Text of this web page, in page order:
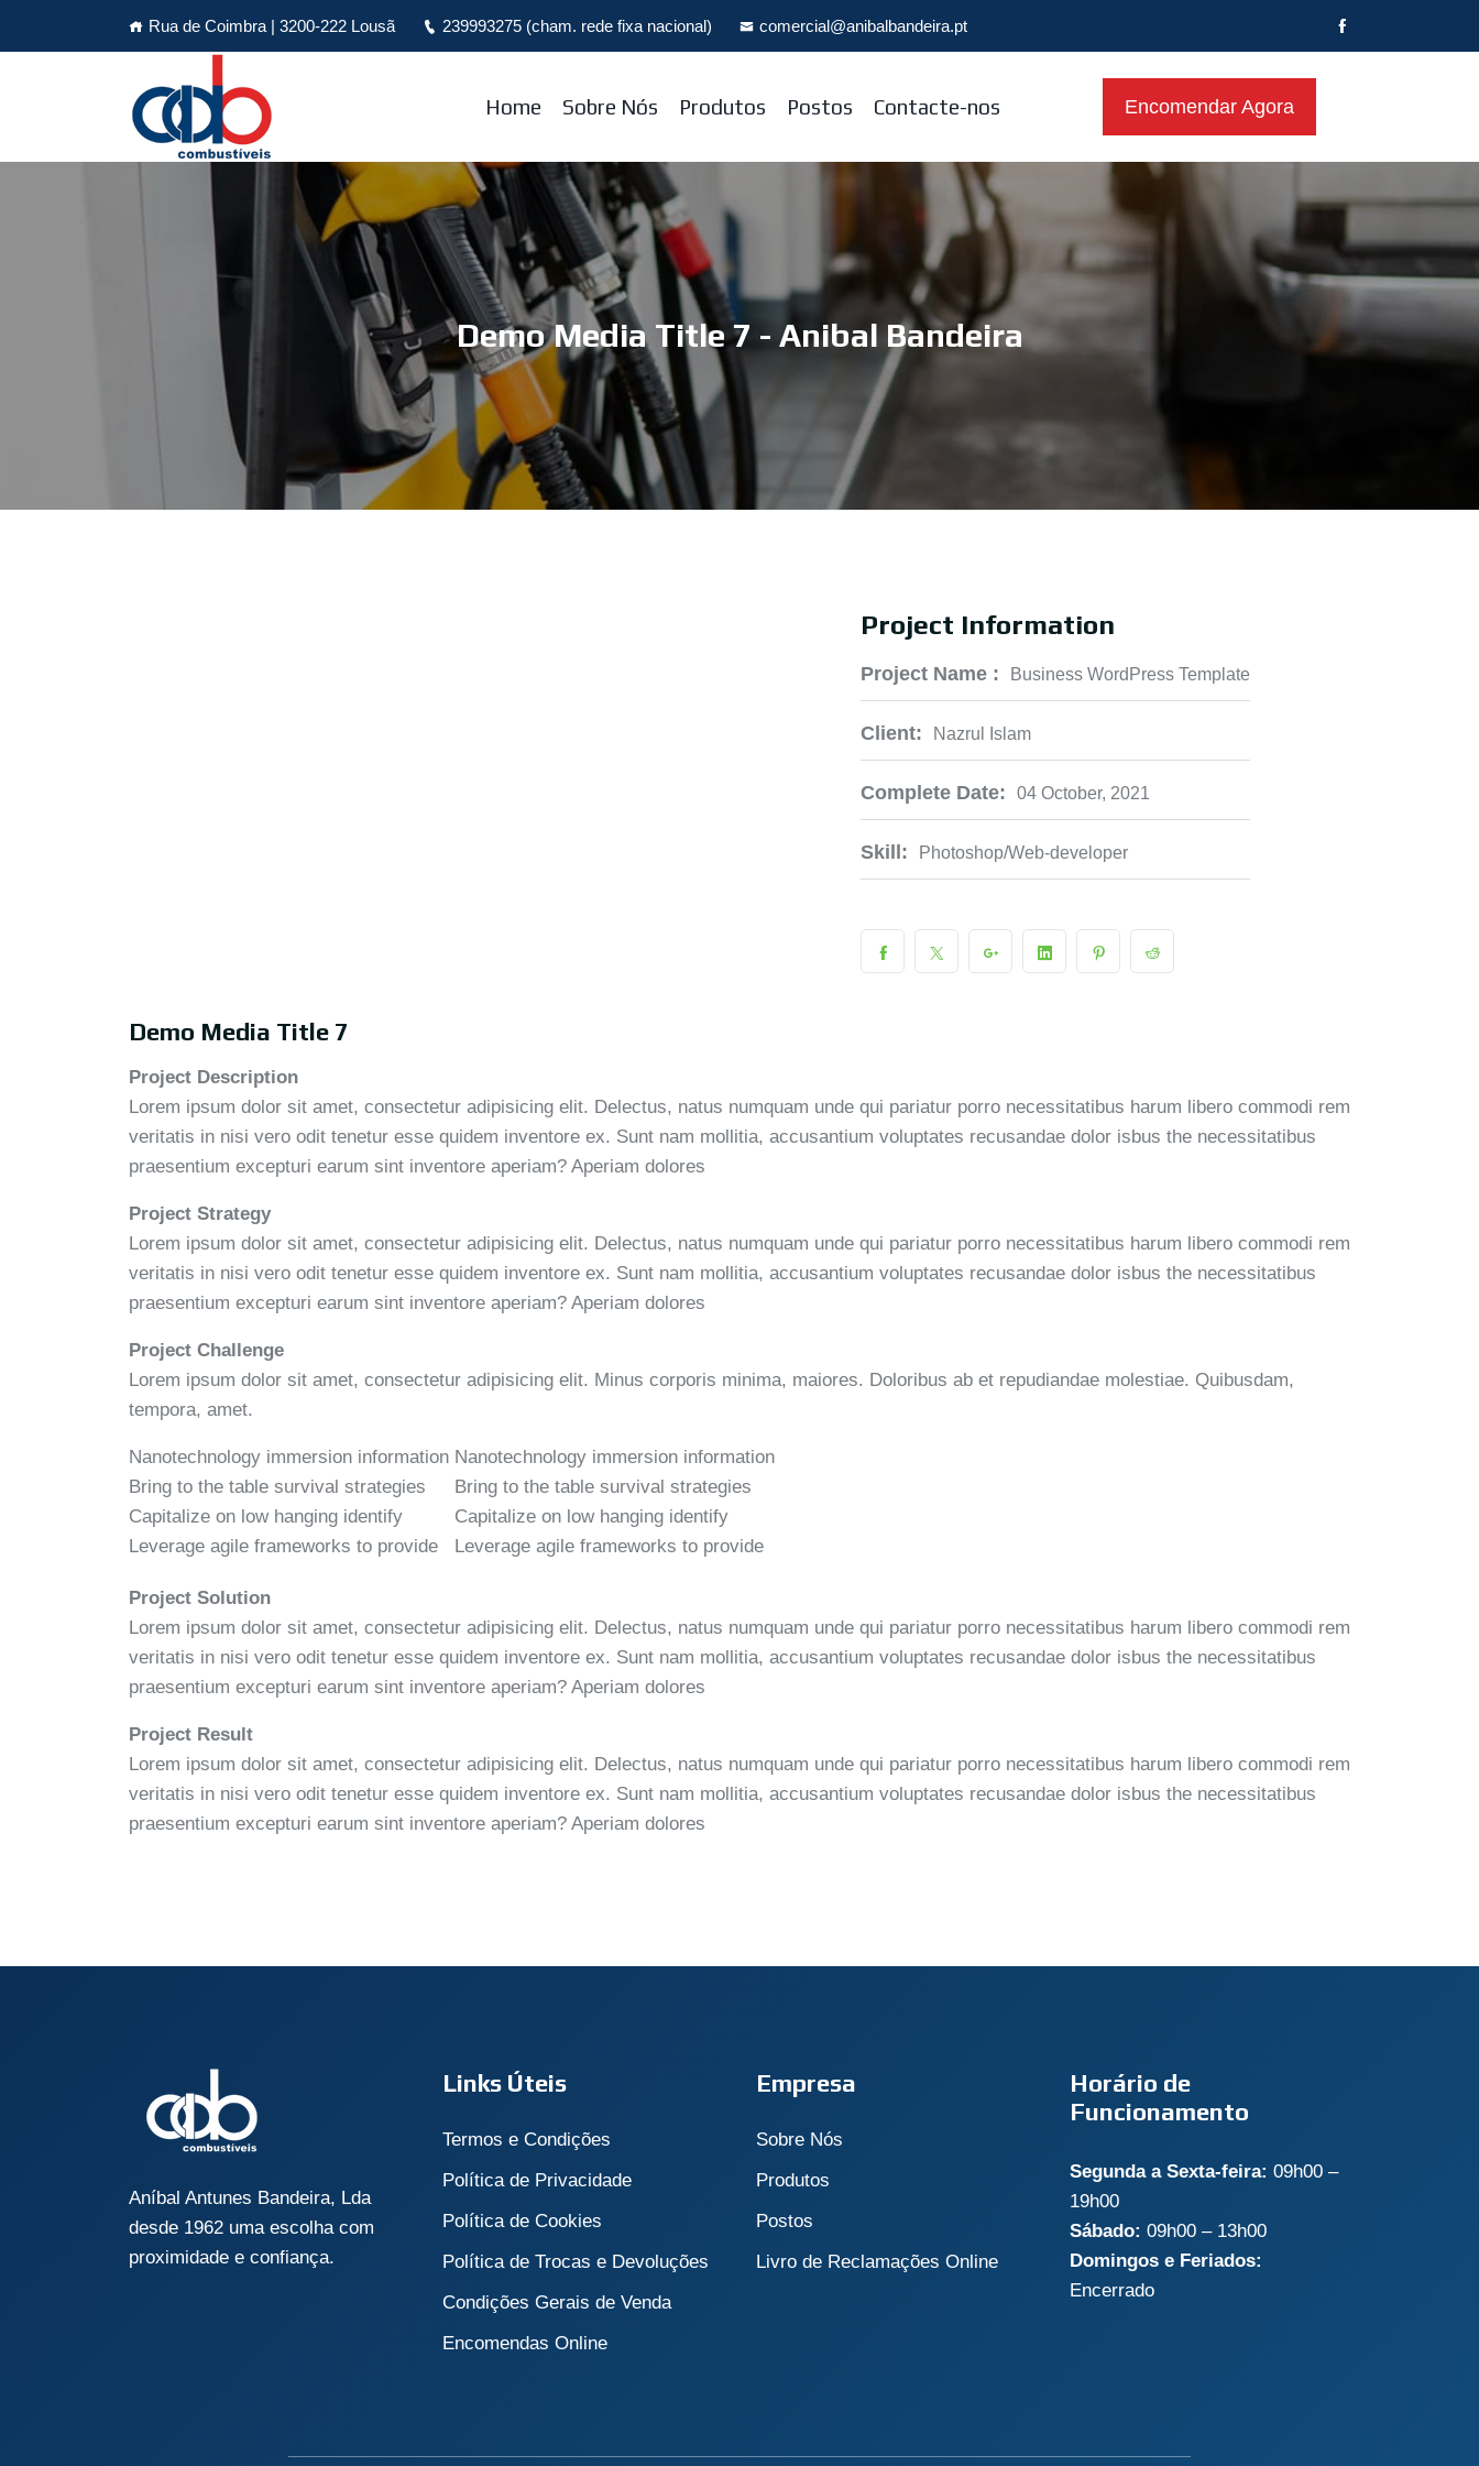
Rua de Coimbra | 3200-222 Lousã 239993275 (cham. rede fixa nacional) comercial@anibalbandeira.pt
Home Sobre Nós Produtos Postos Contacte-nos Encomendar Agora
Demo Media Title 7 - Anibal Bandeira
Project Information
Project Name : Business WordPress Template
Client: Nazrul Islam
Complete Date: 04 October, 2021
Skill: Photoshop/Web-developer
Demo Media Title 7
Project Description
Lorem ipsum dolor sit amet, consectetur adipisicing elit. Delectus, natus numquam unde qui pariatur porro necessitatibus harum libero commodi rem
veritatis in nisi vero odit tenetur esse quidem inventore ex. Sunt nam mollitia, accusantium voluptates recusandae dolor isbus the necessitatibus
praesentium excepturi earum sint inventore aperiam? Aperiam dolores
Project Strategy
Lorem ipsum dolor sit amet, consectetur adipisicing elit. Delectus, natus numquam unde qui pariatur porro necessitatibus harum libero commodi rem
veritatis in nisi vero odit tenetur esse quidem inventore ex. Sunt nam mollitia, accusantium voluptates recusandae dolor isbus the necessitatibus
praesentium excepturi earum sint inventore aperiam? Aperiam dolores
Project Challenge
Lorem ipsum dolor sit amet, consectetur adipisicing elit. Minus corporis minima, maiores. Doloribus ab et repudiandae molestiae. Quibusdam,
tempora, amet.
Nanotechnology immersion information
Bring to the table survival strategies
Capitalize on low hanging identify
Leverage agile frameworks to provide
Nanotechnology immersion information
Bring to the table survival strategies
Capitalize on low hanging identify
Leverage agile frameworks to provide
Project Solution
Lorem ipsum dolor sit amet, consectetur adipisicing elit. Delectus, natus numquam unde qui pariatur porro necessitatibus harum libero commodi rem
veritatis in nisi vero odit tenetur esse quidem inventore ex. Sunt nam mollitia, accusantium voluptates recusandae dolor isbus the necessitatibus
praesentium excepturi earum sint inventore aperiam? Aperiam dolores
Project Result
Lorem ipsum dolor sit amet, consectetur adipisicing elit. Delectus, natus numquam unde qui pariatur porro necessitatibus harum libero commodi rem
veritatis in nisi vero odit tenetur esse quidem inventore ex. Sunt nam mollitia, accusantium voluptates recusandae dolor isbus the necessitatibus
praesentium excepturi earum sint inventore aperiam? Aperiam dolores
Aníbal Antunes Bandeira, Lda
desde 1962 uma escolha com
proximidade e confiança.
Links Úteis
Termos e Condições
Política de Privacidade
Política de Cookies
Política de Trocas e Devoluções
Condições Gerais de Venda
Encomendas Online
Empresa
Sobre Nós
Produtos
Postos
Livro de Reclamações Online
Horário de
Funcionamento
Segunda a Sexta-feira: 09h00 –
19h00
Sábado: 09h00 – 13h00
Domingos e Feriados:
Encerrado